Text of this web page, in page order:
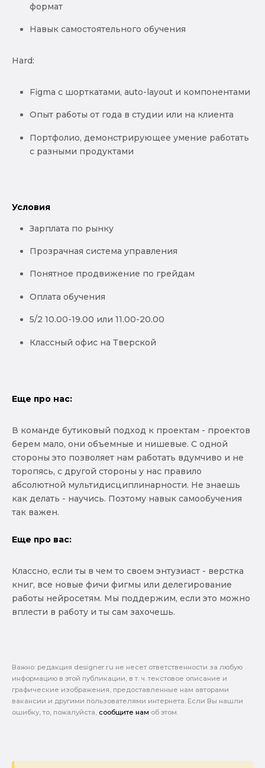
формат
Навык самостоятельного обучения
Hard:
Figma с шорткатами, auto-layout и компонентами
Опыт работы от года в студии или на клиента
Портфолио, демонстрирующее умение работать
с разными продуктами
Условия
Зарплата по рынку
Прозрачная система управления
Понятное продвижение по грейдам
Оплата обучения
5/2 10.00-19.00 или 11.00-20.00
Классный офис на Тверской
Еще про нас:
В команде бутиковый подход к проектам - проектов
берем мало, они объемные и нишевые. С одной
стороны это позволяет нам работать вдумчиво и не
торопясь, с другой стороны у нас правило
абсолютной мультидисциплинарности. Не знаешь
как делать - научись. Поэтому навык самообучения
так важен.
Еще про вас:
Классно, если ты в чем то своем энтузиаст - верстка
книг, все новые фичи фигмы или делегирование
работы нейросетям. Мы поддержим, если это можно
вплести в работу и ты сам захочешь.
Важно: pедакция designer.ru не несет ответственности за любую
информацию в этой публикации, в т. ч. текстовое описание и
графические изображения, предоставленные нам авторами
вакансии и другими пользователями интернета. Если Вы нашли
ошибку, то, пожалуйста, сообщите нам об этом.